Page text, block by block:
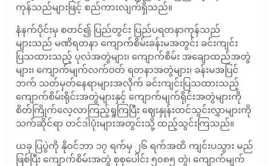
ကုန်သည်များဖြင့် စည်ကားလျက်ရှိသည်။
နံနက်ပိုင်းမှ စတင်၍ ပြည်တွင်း ပြည်ပရတနာကုန်သည်
များသည် မဏိရတနာ ကျောက်စိမ်းခန်းမအတွင်း ခင်းကျင်း
ပြသထားသည့် ပုလဲအတွဲများ၊ ကျောက်စိမ်း အချောထည်အတွဲ
များ၊ ကျောက်မျက်လက်ဝတ် ရတနာအတွဲများ၊ ခန်းမအပြင်
ဘက် သတ်မှတ်နေရာများအလိုက် ခင်းကျင်းပြသထားသည့်
ကျောက်စိမ်းရိုင်းအတွဲများနှင့် ကျောက်မျက်ရိုင်းအတွဲများကို
စိတ်ကြိုက်လေ့လာကြည့်ရှုကြပြီး ဈေးနှုန်းတင်သွင်းလွှာများကို
သက်ဆိုင်ရာ တင်ဒါပုံးများအတွင်းသို့ ထည့်သွင်းကြသည်။
ယခု ပြပွဲကို နိုဝင်ဘာ ၁၇ ရက်မှ ၂၆ ရက်အထိ ကျင်းပသွား မည်
ဖြစ်ပြီး ကျောက်စိမ်းအတွဲ စုစုပေါင်း ၅၀၈၅ တွဲ၊ ကျောက်မျက်